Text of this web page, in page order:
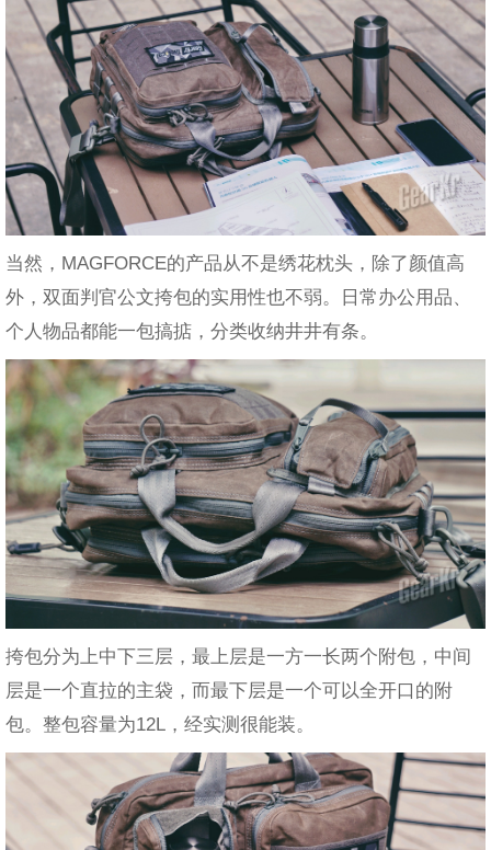
当然，MAGFORCE的产品从不是绣花枕头，除了颜值高
外，双面判官公文挎包的实用性也不弱。日常办公用品、
个人物品都能一包搞掂，分类收纳井井有条。
挎包分为上中下三层，最上层是一方一长两个附包，中间
层是一个直拉的主袋，而最下层是一个可以全开口的附
包。整包容量为12L，经实测很能装。